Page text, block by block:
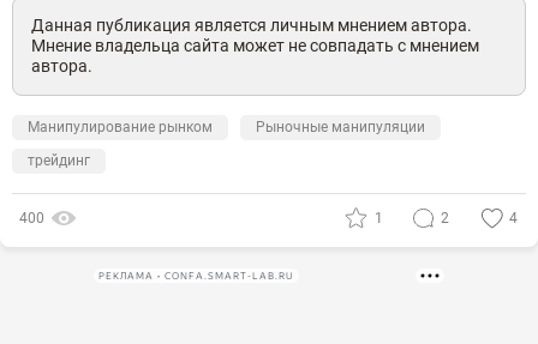
Данная публикация является личным мнением автора.
Мнение владельца сайта может не совпадать с мнением
автора.
Манипулирование рынком
Рыночные манипуляции
трейдинг
400 1 2 4
РЕКЛАМА • CONFA.SMART-LAB.RU